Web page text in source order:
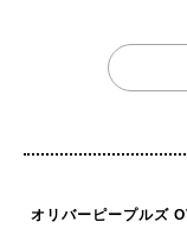
オリバーピープルズ